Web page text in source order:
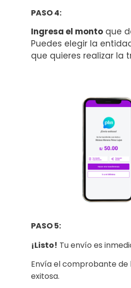
PASO 4:
Ingresa el monto que
Puedes elegir la
que quieres realizar la
PASO 5:
¡Listo! Tu envío es
Envía el comprobante
exitosa.